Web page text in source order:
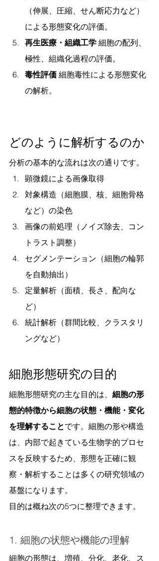
（伸展、圧縮、せん断応力など）
による形態変化の評価。
再生医療・組織工学 細胞の配列、
極性、組織化過程の評価。
毒性評価 細胞毒性による形態変化
の解析。
どのように解析するのか
分析の基本的な流れは次の通りです。
顕微鏡による画像取得
対象構造（細胞膜、核、細胞骨格
など）の染色
画像の前処理（ノイズ除去、コン
トラスト調整）
セグメンテーション（細胞の輪郭
を自動抽出）
定量解析（面積、長さ、配向な
ど）
統計解析（群間比較、クラスタリ
ングなど）
細胞形態研究の目的
細胞形態研究の主な目的は、 細胞の形
態的特徴から細胞の状態・機能・変化
を理解することです。細胞の形や構造
は、内部で起きている生物学的プロセ
スを反映するため、形態を正確に観
察・解析することは多くの研究領域の
基盤になります。
目的は概ね次の5つに整理できます。
1. 細胞の状態や機能の理解
細胞の形態は、増殖、分化、老化、ス